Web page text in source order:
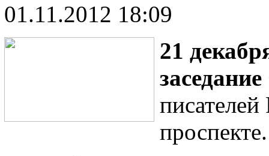
01.11.2012 18:09
21
проспекте.